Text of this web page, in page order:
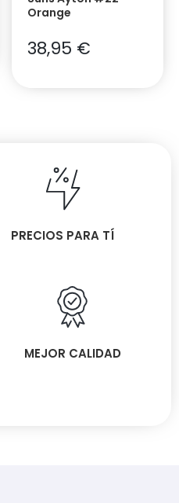
Orange
38,95 €
PRECIOS PARA TÍ
MEJOR CALIDAD